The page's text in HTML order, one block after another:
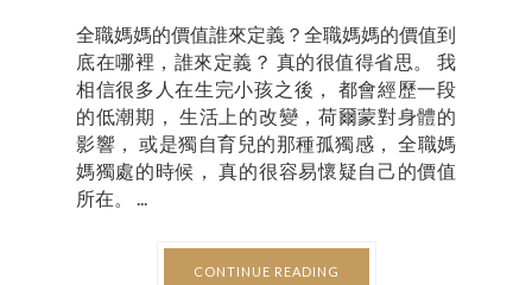
全職媽媽的價值誰來定義？全職媽媽的價值到
底在哪裡，誰來定義？ 真的很值得省思。 我
相信很多人在生完小孩之後， 都會經歷一段
的低潮期， 生活上的改變，荷爾蒙對身體的
影響， 或是獨自育兒的那種孤獨感， 全職媽
媽獨處的時候， 真的很容易懷疑自己的價值
所在。 ...
CONTINUE READING